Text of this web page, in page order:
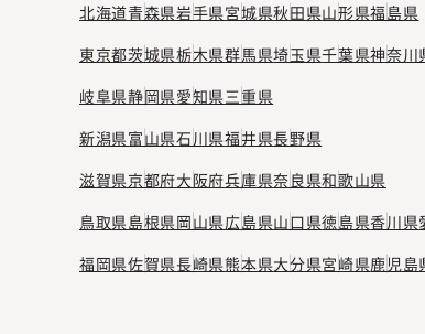
北海道青森県岩手県宮城県秋田県山形県福島県
東京都茨城県栃木県群馬県埼玉県千葉県神奈川
岐阜県静岡県愛知県三重県
新潟県富山県石川県福井県長野県
滋賀県京都府大阪府兵庫県奈良県和歌山県
鳥取県島根県岡山県広島県山口県徳島県香川県
福岡県佐賀県長崎県熊本県大分県宮崎県鹿児島